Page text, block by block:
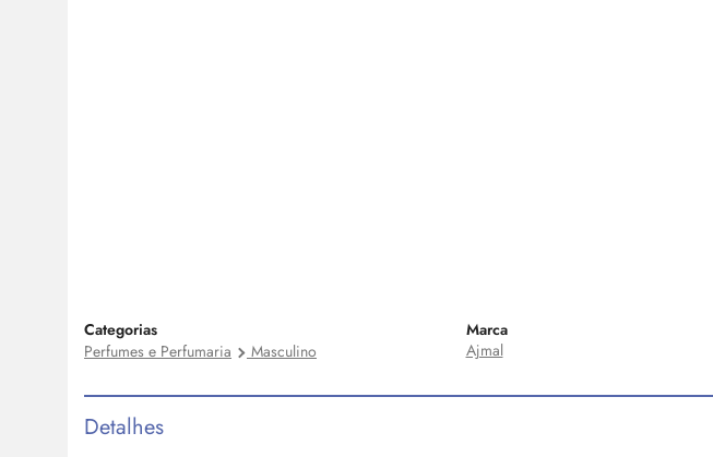
Categorias
Perfumes e Perfumaria
Masculino
Marca
Ajmal
Detalhes